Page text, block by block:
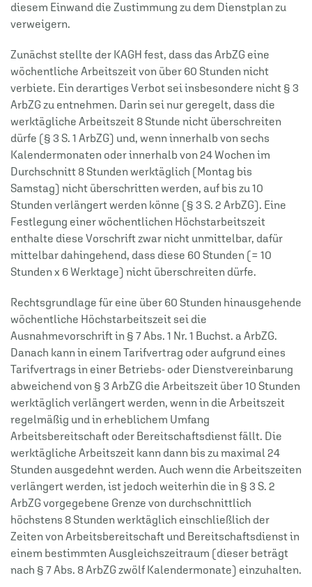
diesem Einwand die Zustimmung zu dem Dienstplan zu
verweigern.
Zunächst stellte der KAGH fest, dass das ArbZG eine
wöchentliche Arbeitszeit von über 60 Stunden nicht
verbiete. Ein derartiges Verbot sei insbesondere nicht § 3
ArbZG zu entnehmen. Darin sei nur geregelt, dass die
werktägliche Arbeitszeit 8 Stunde nicht überschreiten
dürfe (§ 3 S. 1 ArbZG) und, wenn innerhalb von sechs
Kalendermonaten oder innerhalb von 24 Wochen im
Durchschnitt 8 Stunden werktäglich (Montag bis
Samstag) nicht überschritten werden, auf bis zu 10
Stunden verlängert werden könne (§ 3 S. 2 ArbZG). Eine
Festlegung einer wöchentlichen Höchstarbeitszeit
enthalte diese Vorschrift zwar nicht unmittelbar, dafür
mittelbar dahingehend, dass diese 60 Stunden (= 10
Stunden x 6 Werktage) nicht überschreiten dürfe.
Rechtsgrundlage für eine über 60 Stunden hinausgehende
wöchentliche Höchstarbeitszeit sei die
Ausnahmevorschrift in § 7 Abs. 1 Nr. 1 Buchst. a ArbZG.
Danach kann in einem Tarifvertrag oder aufgrund eines
Tarifvertrags in einer Betriebs- oder Dienstvereinbarung
abweichend von § 3 ArbZG die Arbeitszeit über 10 Stunden
werktäglich verlängert werden, wenn in die Arbeitszeit
regelmäßig und in erheblichem Umfang
Arbeitsbereitschaft oder Bereitschaftsdienst fällt. Die
werktägliche Arbeitszeit kann dann bis zu maximal 24
Stunden ausgedehnt werden. Auch wenn die Arbeitszeiten
verlängert werden, ist jedoch weiterhin die in § 3 S. 2
ArbZG vorgegebene Grenze von durchschnittlich
höchstens 8 Stunden werktäglich einschließlich der
Zeiten von Arbeitsbereitschaft und Bereitschaftsdienst in
einem bestimmten Ausgleichszeitraum (dieser beträgt
nach § 7 Abs. 8 ArbZG zwölf Kalendermonate) einzuhalten.